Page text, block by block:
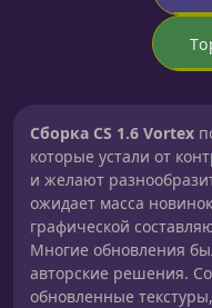
Сборка CS 1.6 Vortex
которые устали от
и желают
ожидает масса
графической
Многие обновления
авторские решения.
обновленные